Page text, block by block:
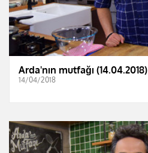
Arda'nın mutfağı (14.04.2018)
14/04/2018